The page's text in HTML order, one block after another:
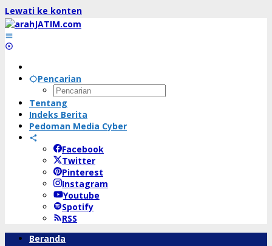
Lewati ke konten
Pencarian
Tentang
Indeks Berita
Pedoman Media Cyber
Facebook
Twitter
Pinterest
Instagram
Youtube
Spotify
RSS
Beranda